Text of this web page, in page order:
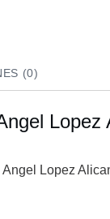
(0)
Lopez
Lopez